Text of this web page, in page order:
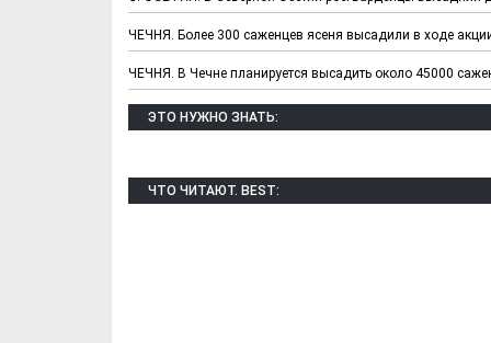
ЧЕЧНЯ. Более 300 саженцев ясеня высадили в ходе
ЧЕЧНЯ. В Чечне планируется высадить около 45000
ЭТО НУЖНО ЗНАТЬ:
ЧТО ЧИТАЮТ. BEST:
Х. Гапураев. Капкан
для Зелимхана (Отр.
из романа «1овда»)
ЧЕЧНЯ. А.